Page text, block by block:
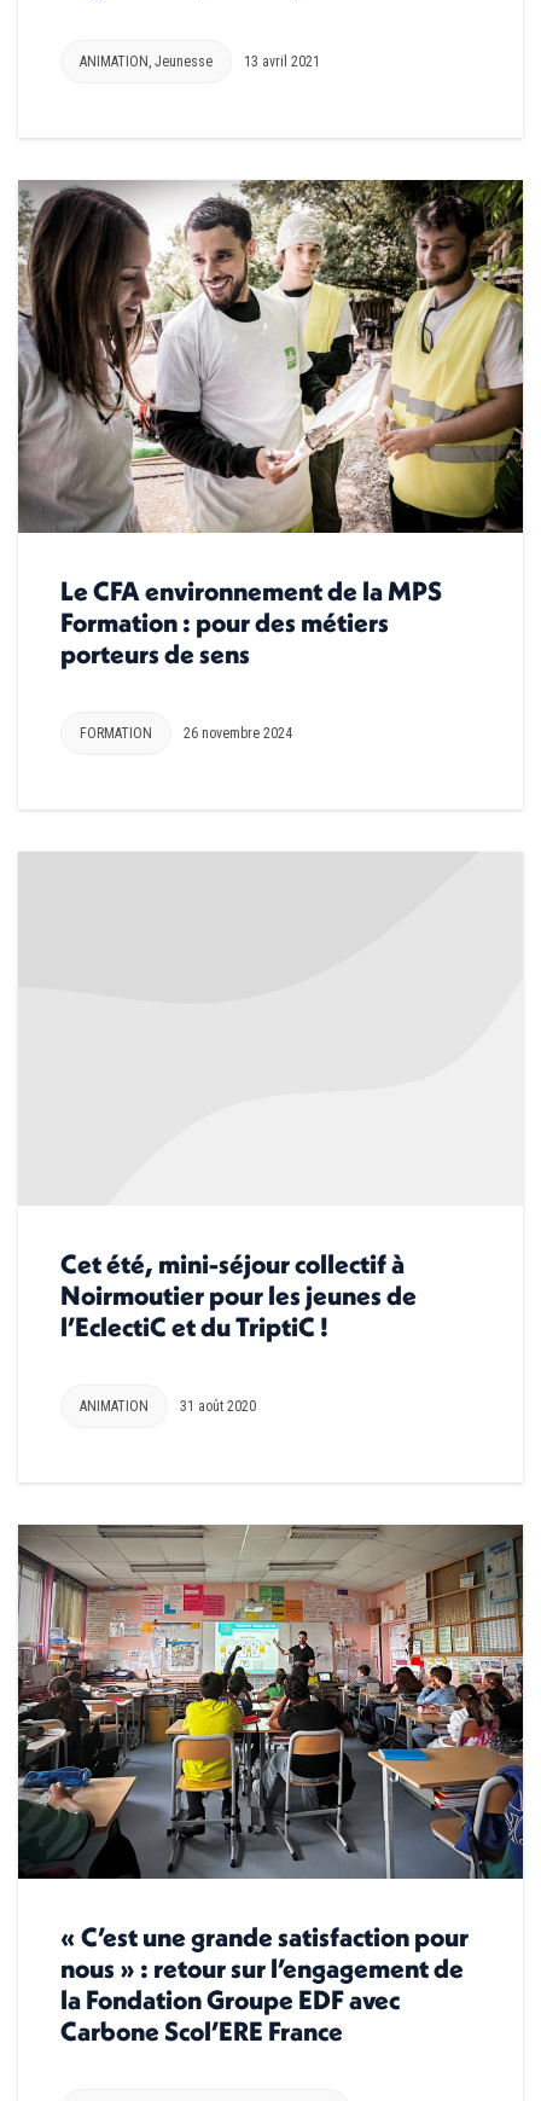
ANIMATION Jeunesse 13 avril 2021
Le CFA environnement de la MPS
Formation : pour des métiers
porteurs de sens
FORMATION 26 novembre 2024
Cet été, mini-séjour collectif à
Noirmoutier pour les jeunes de
l’EclectiC et du TriptiC !
ANIMATION 31 août 2020
« C’est une grande satisfaction pour
nous » : retour sur l’engagement de
la Fondation Groupe EDF avec
Carbone Scol’ERE France